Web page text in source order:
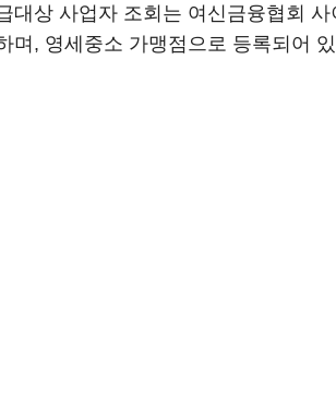
대상 사업자 조회는 여신금융협회
며, 영세중소 가맹점으로 등록되어